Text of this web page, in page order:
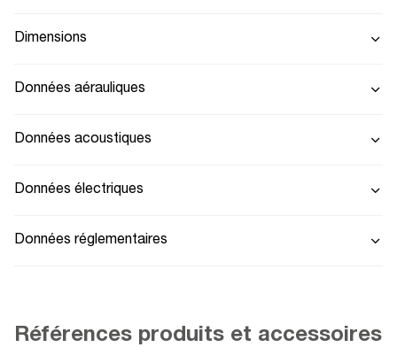
Dimensions
Données aérauliques
Données acoustiques
Données électriques
Données réglementaires
Références produits et accessoires